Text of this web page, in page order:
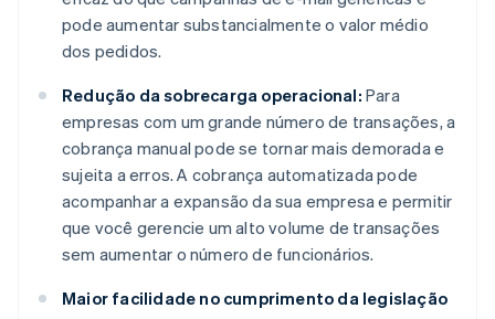
pode aumentar substancialmente o valor médio
dos pedidos.
Redução da sobrecarga operacional: Para
empresas com um grande número de transações, a
cobrança manual pode se tornar mais demorada e
sujeita a erros. A cobrança automatizada pode
acompanhar a expansão da sua empresa e permitir
que você gerencie um alto volume de transações
sem aumentar o número de funcionários.
Maior facilidade no cumprimento da legislação